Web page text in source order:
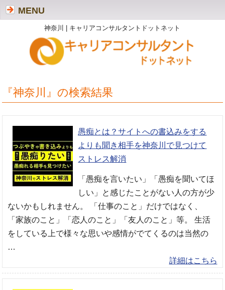
神奈川 | キャリアコンサルタントドットネット
MENU
『神奈川』の検索結果
愚痴とは？サイトへの書込みをする
よりも聞き相手を神奈川で見つけて
ストレス解消
「愚痴を言いたい」「愚痴を聞いてほ
しい」と感じたことがない人の方が少
ないかもしれません。 「仕事のこと」だけではなく、
「家族のこと」「恋人のこと」「友人のこと」等。 生活
をしている上で様々な思いや感情がでてくるのは当然の
…
詳細はこちら